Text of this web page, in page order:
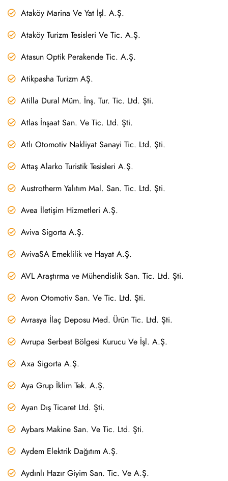
Ataköy Marina Ve Yat İşl. A.Ş.
Ataköy Turizm Tesisleri Ve Tic. A.Ş.
Atasun Optik Perakende Tic. A.Ş.
Atikpasha Turizm AŞ.
Atilla Dural Müm. İnş. Tur. Tic. Ltd. Şti.
Atlas İnşaat San. Ve Tic. Ltd. Şti.
Atlı Otomotiv Nakliyat Sanayi Tic. Ltd. Şti.
Attaş Alarko Turistik Tesisleri A.Ş.
Austrotherm Yalıtım Mal. San. Tic. Ltd. Şti.
Avea İletişim Hizmetleri A.Ş.
Aviva Sigorta A.Ş.
AvivaSA Emeklilik ve Hayat A.Ş.
AVL Araştırma ve Mühendislik San. Tic. Ltd. Şti.
Avon Otomotiv San. Ve Tic. Ltd. Şti.
Avrasya İlaç Deposu Med. Ürün Tic. Ltd. Şti.
Avrupa Serbest Bölgesi Kurucu Ve İşl. A.Ş.
Axa Sigorta A.Ş.
Aya Grup İklim Tek. A.Ş.
Ayan Dış Ticaret Ltd. Şti.
Aybars Makine San. Ve Tic. Ltd. Şti.
Aydem Elektrik Dağıtım A.Ş.
Aydınlı Hazır Giyim San. Tic. Ve A.Ş.